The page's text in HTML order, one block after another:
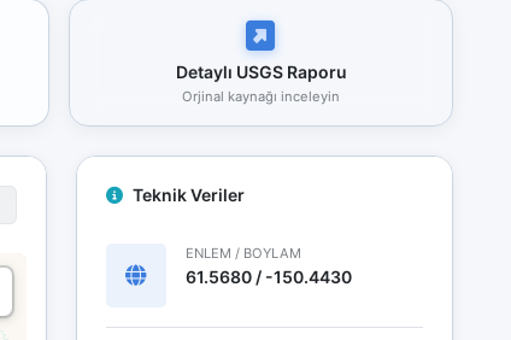
Detaylı USGS Raporu
Orjinal kaynağı inceleyin
Teknik Veriler
ENLEM / BOYLAM
61.5680 / -150.4430